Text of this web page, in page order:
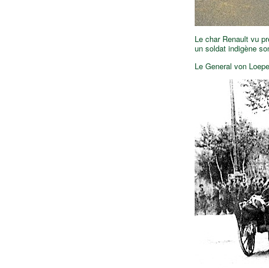
Le char Renault vu
un soldat indigène
Le General von